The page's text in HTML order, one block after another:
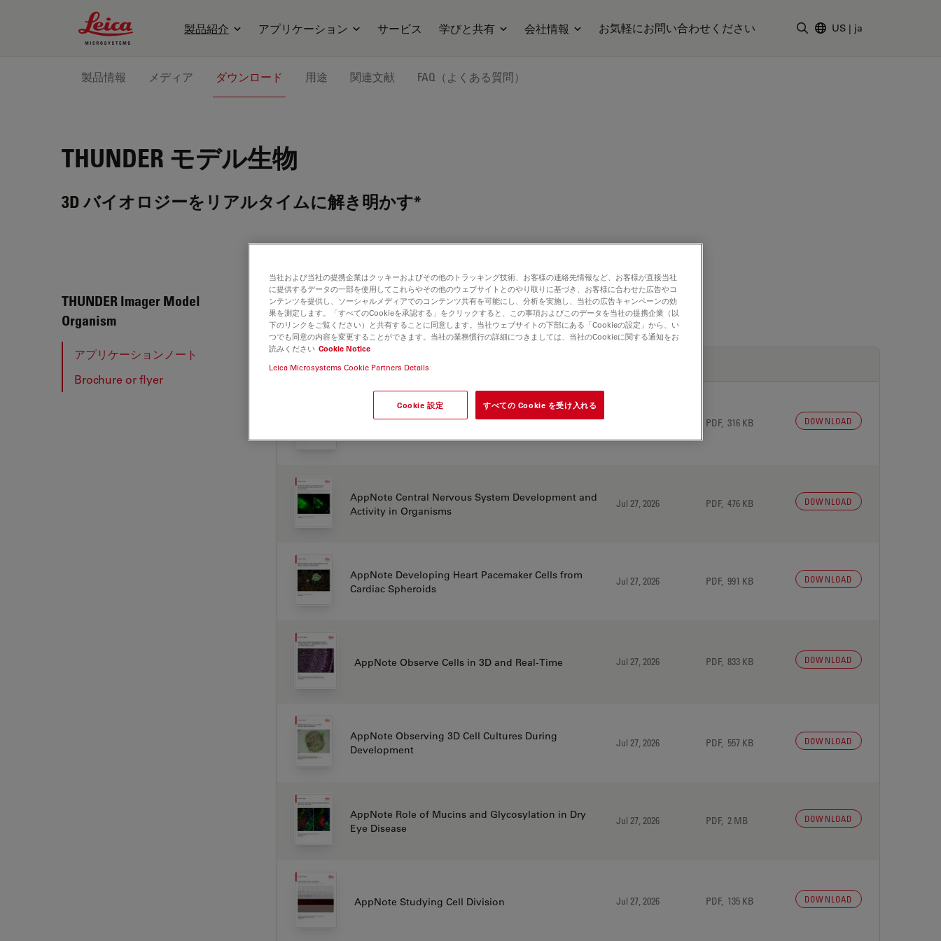
Leica Microsystems Logo
製品紹介 アプリケーション サービス 学びと共有 会社情報 お気軽にお問い合わせください US | ja
製品情報 メディア ダウンロード 用途 関連文献 FAQ（よくある質問）
THUNDER モデル生物
3D バイオロジーをリアルタイムに解き明かす*
THUNDER Imager Model
Organism
アプリケーションノート
Brochure or flyer
THUNDER Imager Model Organism
アプリケーションノート
AppNote Autophagy and Age Related Pathologies PDF, 316 KB DOWNLOAD
AppNote Central Nervous System Development and
Activity in Organisms
Jul 27, 2026 PDF, 476 KB DOWNLOAD
AppNote Developing Heart Pacemaker Cells from
Cardiac Spheroids
Jul 27, 2026 PDF, 991 KB DOWNLOAD
AppNote Observe Cells in 3D and Real-Time Jul 27, 2026 PDF, 833 KB DOWNLOAD
AppNote Observing 3D Cell Cultures During
Development
Jul 27, 2026 PDF, 557 KB DOWNLOAD
AppNote Role of Mucins and Glycosylation in Dry
Eye Disease
Jul 27, 2026 PDF, 2 MB DOWNLOAD
AppNote Studying Cell Division Jul 27, 2026 PDF, 135 KB DOWNLOAD
当社および当社の提携企業はクッキーおよびその他のトラッキング技術、お客様の連絡先情報など、お客様が直接当社
に提供するデータの一部を使用してこれらやその他のウェブサイトとのやり取りに基づき、お客様に合わせた広告やコ
ンテンツを提供し、ソーシャルメディアでのコンテンツ共有を可能にし、分析を実施し、当社の広告キャンペーンの効
果を測定します。「すべてのCookieを承認する」をクリックすると、この事項およびこのデータを当社の提携企業（以
下のリンクをご覧ください）と共有することに同意します。当社ウェブサイトの下部にある「Cookieの設定」から、い
つでも同意の内容を変更することができます。当社の業務慣行の詳細につきましては、当社のCookieに関する通知をお
読みください Cookie Notice
Leica Microsystems Cookie Partners Details
Cookie 設定 すべての Cookie を受け入れる